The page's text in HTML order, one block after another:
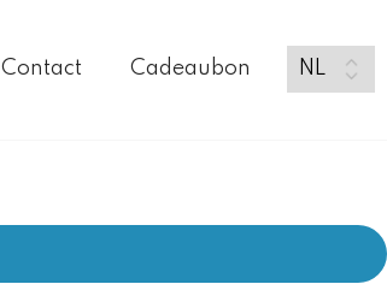
Contact Cadeaubon